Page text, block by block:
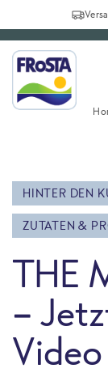
HINTER DEN
ZUTATEN &
THE
–
Video